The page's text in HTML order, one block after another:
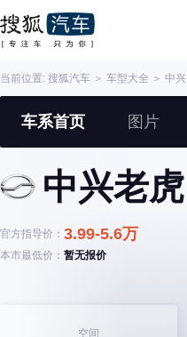
当前位置: 搜狐汽车 ＞ 车型大全 ＞ 中兴
车系首页 图片
中兴老虎
官方指导价： 3.99-5.6万
本市最低价： 暂无报价